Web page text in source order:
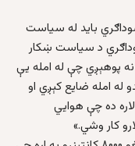
باید له سیاست
د سیاست ښکار
پوهېږي چې له امله یې
له امله ضایع کېږي او
ده چې هوایي
کار وشي.»